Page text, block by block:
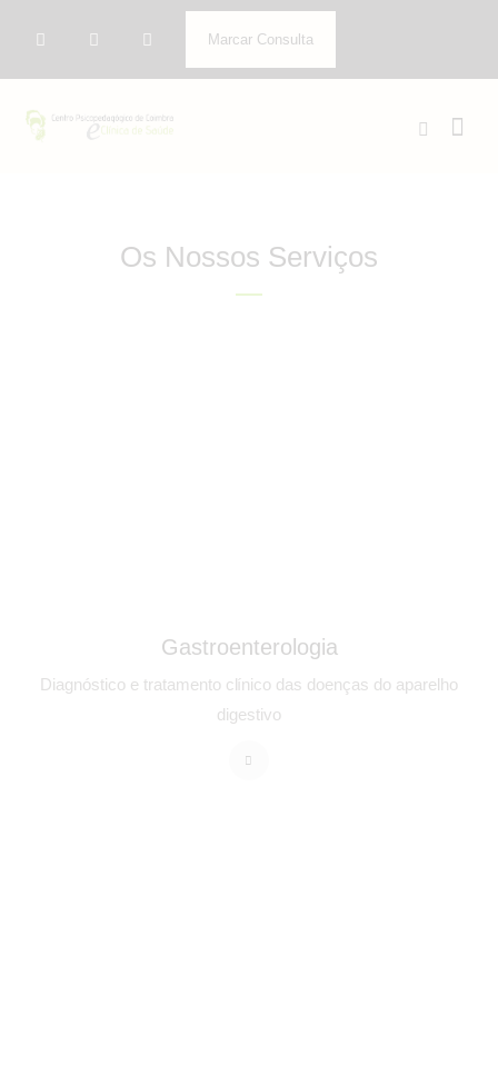
Marcar Consulta
Os Nossos Serviços
Gastroenterologia
Diagnóstico e tratamento clínico das doenças do aparelho
digestivo